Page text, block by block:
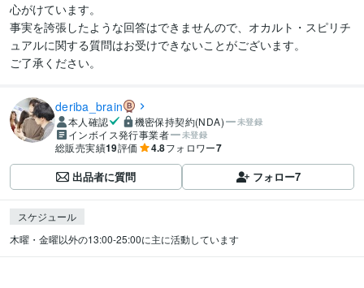
心がけています。
事実を誇張したような回答はできませんので、オカルト・スピリチ
ュアルに関する質問はお受けできないことがございます。
ご了承ください。
deriba_brain
本人確認 機密保持契約(NDA) 未登録
インボイス発行事業者 未登録
総販売実績19評価 4.8フォロワー7
出品者に質問 フォロー7
スケジュール
木曜・金曜以外の13:00-25:00に主に活動しています